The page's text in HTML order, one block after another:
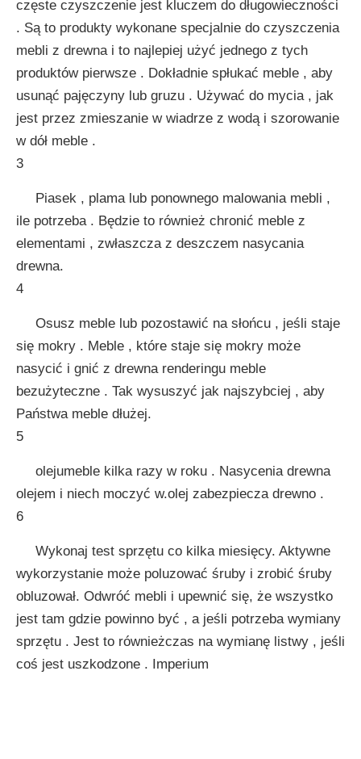
częste czyszczenie jest kluczem do długowieczności
. Są to produkty wykonane specjalnie do czyszczenia
mebli z drewna i to najlepiej użyć jednego z tych
produktów pierwsze . Dokładnie spłukać meble , aby
usunąć pajęczyny lub gruzu . Używać do mycia , jak
jest przez zmieszanie w wiadrze z wodą i szorowanie
w dół meble .
3
Piasek , plama lub ponownego malowania mebli ,
ile potrzeba . Będzie to również chronić meble z
elementami , zwłaszcza z deszczem nasycania
drewna.
4
Osusz meble lub pozostawić na słońcu , jeśli staje
się mokry . Meble , które staje się mokry może
nasycić i gnić z drewna renderingu meble
bezużyteczne . Tak wysuszyć jak najszybciej , aby
Państwa meble dłużej.
5
olejumeble kilka razy w roku . Nasycenia drewna
olejem i niech moczyć w.olej zabezpiecza drewno .
6
Wykonaj test sprzętu co kilka miesięcy. Aktywne
wykorzystanie może poluzować śruby i zrobić śruby
obluzował. Odwróć mebli i upewnić się, że wszystko
jest tam gdzie powinno być , a jeśli potrzeba wymiany
sprzętu . Jest to równieżczas na wymianę listwy , jeśli
coś jest uszkodzone . Imperium